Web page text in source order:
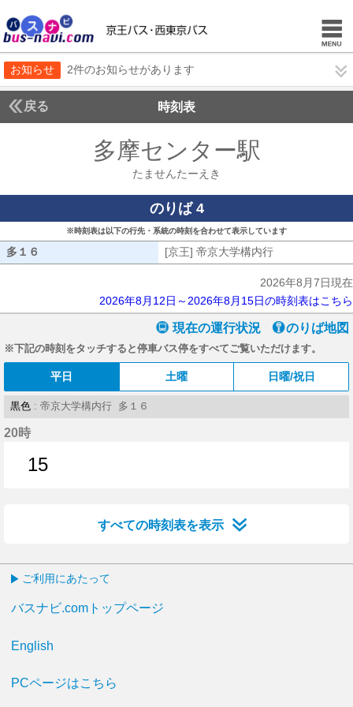
お知らせ 2件のお知らせがあります
戻る 時刻表
多摩センター駅
たませんたーえき
のりば 4
※時刻表は以下の行先・系統の時刻を合わせて表示しています
多１６ [京王] 帝京大学構内行
2026年8月7日現在
2026年8月12日～2026年8月15日の時刻表はこちら
現在の運行状況 のりば地図
※下記の時刻をタッチすると停車バス停をすべてご覧いただけます。
平日 土曜 日曜/祝日
黒色 : 帝京大学構内行 多１６
20時
15
すべての時刻表を表示
ご利用にあたって
バスナビ.comトップページ
English
PCページはこちら